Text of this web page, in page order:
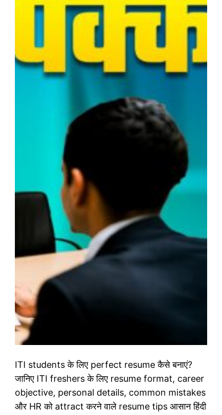
ITI students के लिए perfect resume कैसे बनाएं?
जानिए ITI freshers के लिए resume format, career
objective, personal details, common mistakes
और HR को attract करने वाले resume tips आसान हिंदी